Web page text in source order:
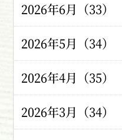
2026年6月（33）
2026年5月（34）
2026年4月（35）
2026年3月（34）